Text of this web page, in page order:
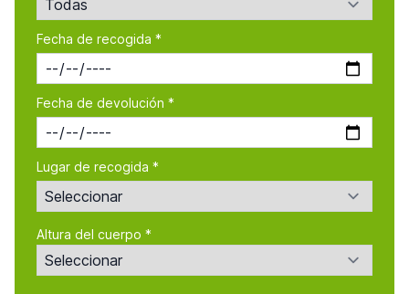
Fecha de recogida *
Fecha de devolución *
Lugar de recogida *
Altura del cuerpo *